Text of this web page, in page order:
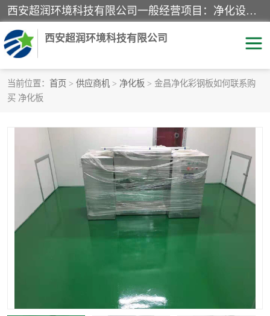
西安超润环境科技有限公司一般经营项目：净化设备、厨房设备、五金机电设备、不锈钢制品、彩钢夹心板、水处理设备的研发、销售；空气净化设备、办公设备、通风设备、建筑材料、金属材料的销售；净化工程、钢结构工程、机电设备工程的设计与施工及技术咨询服务；货物及技术的进出口的业务经营。
西安超润环境科技有限公司
当前位置： 首页 > 供应商机 > 净化板 > 金昌净化彩钢板如何联系购
买 净化板
洁净手术室
粉尘废气净化 洁净室工程
净化车间工程 GMP车间